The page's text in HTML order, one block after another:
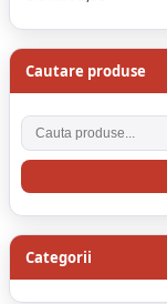
Cautare produse
Cauta produse
Categorii